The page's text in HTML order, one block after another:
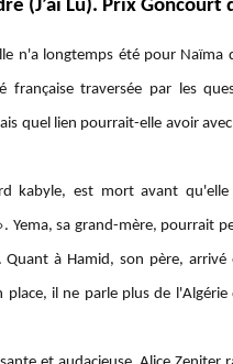
(J’ai Lu). Prix Goncourt
n'a longtemps été pour
française traversée par les
quel lien pourrait-elle avoir
kabyle, est mort avant
Yema, sa grand-mère, pourrait
à Hamid, son père,
il ne parle plus de